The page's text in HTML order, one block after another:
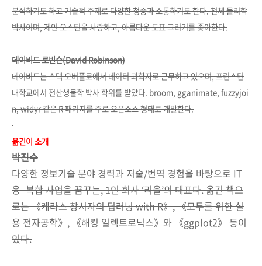
분석하기도 하고 기술적 주제로 다양한 청중과 소통하기도 한다. 천체물리학
박사이며, 제인 오스틴을 사랑하고, 아름다운 도표 그리기를 좋아한다.
데이비드 로빈슨(David Robinson)
데이비드는 스택 오버플로에서 데이터 과학자로 근무하고 있으며, 프린스턴
대학교에서 전산생물학 박사 학위를 받았다. broom, gganimate,fuzzyjoi
n, widyr 같은 R 패키지를 주로 오픈소스 형태로 개발한다.
옮긴이 소개
박진수
다양한 정보기술 분야 경력과 저술/번역 경험을 바탕으로 IT
융·복합 사업을 꿈꾸는, 1인 회사 ‘리율’의 대표다. 옮긴 책으
로는 《케라스 창시자의 딥러닝 with R》, 《모두를 위한 실
용 전자공학》, 《해킹 일렉트로닉스》와 《ggplot2》 등이
있다.